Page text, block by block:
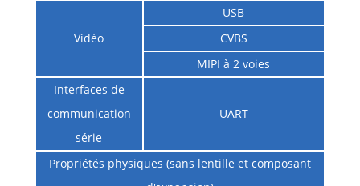
Vidéo
USB
CVBS
MIPI à 2 voies
Interfaces de
communication
série
UART
Propriétés physiques (sans lentille et composant